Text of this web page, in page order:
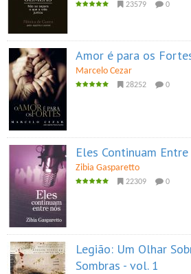
23579 0
Amor é para os
Marcelo Cezar
28252 0
Eles Continuam
Zibia Gasparetto
22309 0
Legião: Um Olhar
Sombras - vol. 1